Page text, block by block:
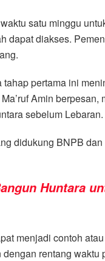
satu minggu
dapat diakses.
pertama ini
Amin
sebelum Lebaran.
didukung BNPB
Huntara
menjadi contoh atau
rentang waktu